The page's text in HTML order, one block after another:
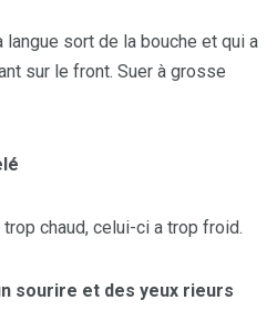
sort de la bouche et qui a
sur le front. Suer à grosse
chaud, celui-ci a trop froid.
sourire et des yeux rieurs